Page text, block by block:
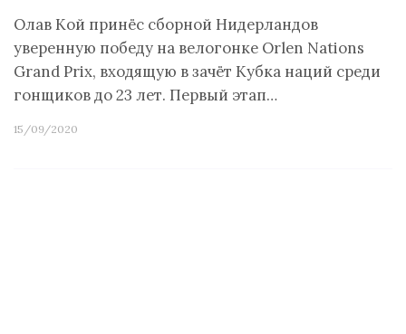
Олав Кой принёс сборной Нидерландов
уверенную победу на велогонке Orlen Nations
Grand Prix, входящую в зачёт Кубка наций среди
гонщиков до 23 лет. Первый этап…
15/09/2020